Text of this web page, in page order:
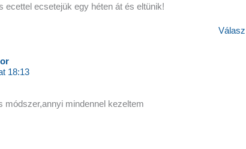
ecettel ecsetejük egy héten át és eltünik!
Válasz
18:13
módszer,annyi mindennel kezeltem